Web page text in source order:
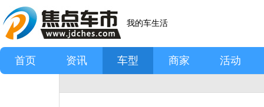
我的车生活
首页 资讯 车型 商家 活动